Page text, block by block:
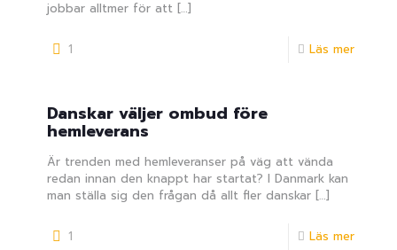
jobbar alltmer för att […]
1 Läs mer
Danskar väljer ombud före
hemleverans
Är trenden med hemleveranser på väg att vända
redan innan den knappt har startat? I Danmark kan
man ställa sig den frågan då allt fler danskar […]
1 Läs mer